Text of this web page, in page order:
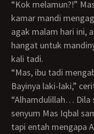
“Kok melamun?!” Mas Iqbal yang baru keluar dari
kamar mandi
agak malam hari ini,
hangat untuk
kali tadi.
“Mas, ibu tadi mengabari, Dini sudah melahirkan.
Bayinya laki-laki,”
“Alhamdulillah… Dila sudah punya adik sekarang,”
senyum Mas Iqbal
tapi entah mengapa